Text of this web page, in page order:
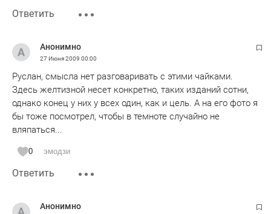
страусиная и тупиковая.
на собрании акционеров, но и при наличии возможности
задали бы далеко не один вопрос руководителям
случае, «БИЗНЕС Online» всегда готов опубликовать их
точку зрения на события вокруг компании.
Ответить
Анонимно
27 Июня 2009 00:00
Руслан, смысла нет разговаривать с этими чайками.
Здесь желтизной несет конкретно, таких изданий сотни,
однако конец у них у всех один, как и цель. А на его фото я
бы тоже посмотрел, чтобы в темноте случайно не
вляпаться...
0 эмодзи
Ответить
Анонимно